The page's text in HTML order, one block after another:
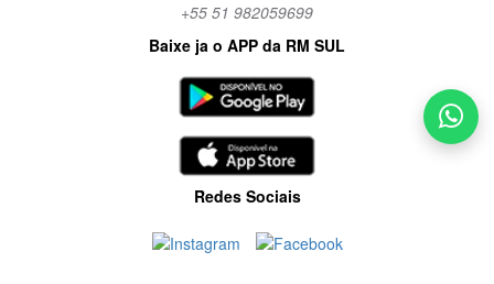
+55 51 982059699
Baixe ja o APP da RM SUL
Redes Sociais